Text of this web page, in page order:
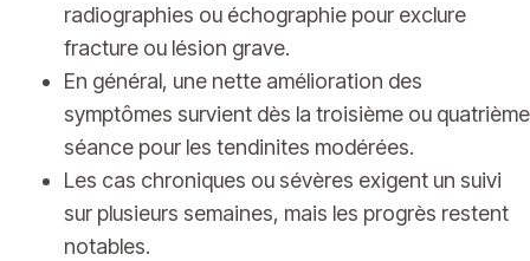
radiographies ou échographie pour exclure
fracture ou lésion grave.
En général, une nette amélioration des
symptômes survient dès la troisième ou quatrième
séance pour les tendinites modérées.
Les cas chroniques ou sévères exigent un suivi
sur plusieurs semaines, mais les progrès restent
notables.